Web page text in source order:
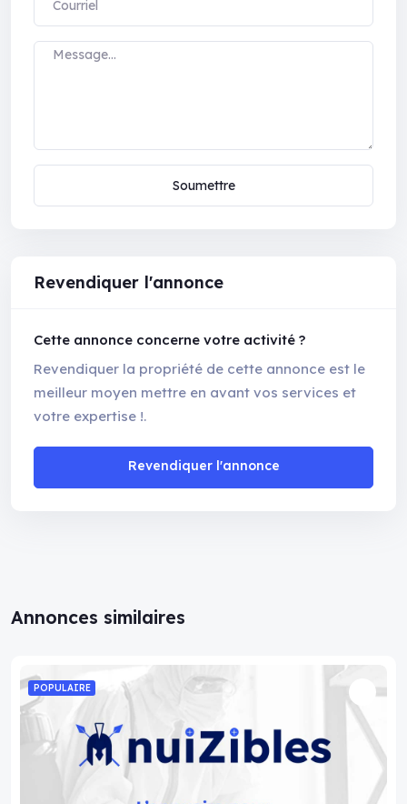
Soumettre
Revendiquer l'annonce
Cette annonce concerne votre activité ?
Revendiquer la propriété de cette annonce est le
meilleur moyen mettre en avant vos services et
votre expertise !.
Revendiquer l'annonce
Annonces similaires
POPULAIRE